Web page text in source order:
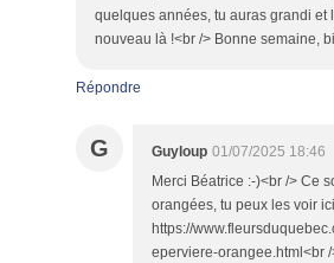
quelques années, tu auras grandi et
nouveau là !<br /> Bonne semaine,
Répondre
G Guyloup 01/07/2025 18:46
Merci Béatrice :-)<br /> Ce
orangées, tu peux les voir
https://
eperviere-orangee.html<br